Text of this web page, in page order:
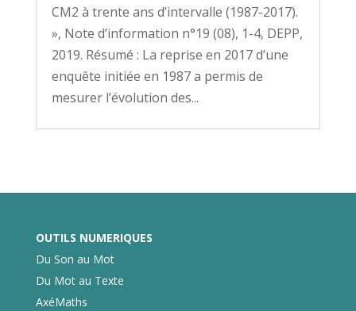
CM2 à trente ans d’intervalle (1987-2017).
», Note d’information n°19 (08), 1-4, DEPP,
2019. Résumé : La reprise en 2017 d’une
enquête initiée en 1987 a permis de
mesurer l’évolution des...
OUTILS NUMERIQUES
Du Son au Mot
Du Mot au Texte
AxéMaths